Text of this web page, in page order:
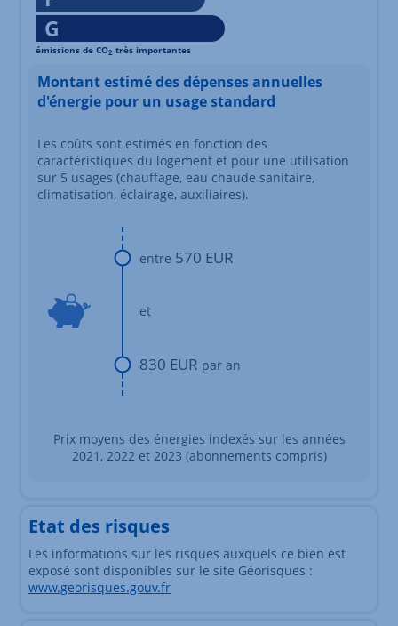
G
émissions de CO2 très importantes
Montant estimé des dépenses annuelles
d'énergie pour un usage standard
Les coûts sont estimés en fonction des
caractéristiques du logement et pour une utilisation
sur 5 usages (chauffage, eau chaude sanitaire,
climatisation, éclairage, auxiliaires).
entre 570 EUR
et
830 EUR par an
Prix moyens des énergies indexés sur les années
2021, 2022 et 2023 (abonnements compris)
Etat des risques
Les informations sur les risques auxquels ce bien est
exposé sont disponibles sur le site Géorisques :
www.georisques.gouv.fr